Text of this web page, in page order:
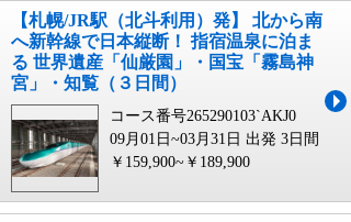
【札幌/JR駅（北斗利用）発】 北から南
へ新幹線で日本縦断！ 指宿温泉に泊ま
る 世界遺産「仙厳園」・国宝「霧島神
宮」・知覧（３日間）
コース番号265290103`AKJ0
09月01日~03月31日 出発 3日間
￥159,900~￥189,900